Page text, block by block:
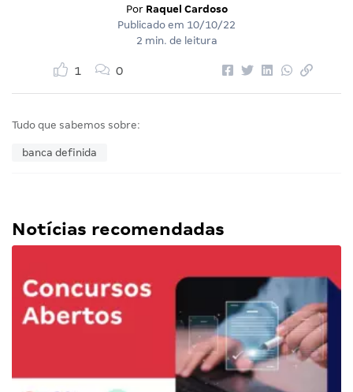
Por Raquel Cardoso
Publicado em 10/10/22
2 min. de leitura
1 0
Tudo que sabemos sobre:
banca definida
Notícias recomendadas